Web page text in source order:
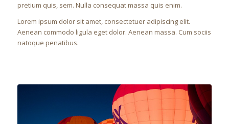
pretium quis, sem. Nulla consequat massa quis enim.
Lorem ipsum dolor sit amet, consectetuer adipiscing elit.
Aenean commodo ligula eget dolor. Aenean massa. Cum sociis
natoque penatibus.